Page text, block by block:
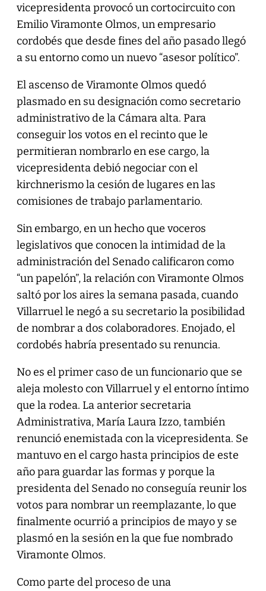
vicepresidenta provocó un cortocircuito con
Emilio Viramonte Olmos, un empresario
cordobés que desde fines del año pasado llegó
a su entorno como un nuevo “asesor político”.
El ascenso de Viramonte Olmos quedó
plasmado en su designación como secretario
administrativo de la Cámara alta. Para
conseguir los votos en el recinto que le
permitieran nombrarlo en ese cargo, la
vicepresidenta debió negociar con el
kirchnerismo la cesión de lugares en las
comisiones de trabajo parlamentario.
Sin embargo, en un hecho que voceros
legislativos que conocen la intimidad de la
administración del Senado calificaron como
“un papelón”, la relación con Viramonte Olmos
saltó por los aires la semana pasada, cuando
Villarruel le negó a su secretario la posibilidad
de nombrar a dos colaboradores. Enojado, el
cordobés habría presentado su renuncia.
No es el primer caso de un funcionario que se
aleja molesto con Villarruel y el entorno íntimo
que la rodea. La anterior secretaria
Administrativa, María Laura Izzo, también
renunció enemistada con la vicepresidenta. Se
mantuvo en el cargo hasta principios de este
año para guardar las formas y porque la
presidenta del Senado no conseguía reunir los
votos para nombrar un reemplazante, lo que
finalmente ocurrió a principios de mayo y se
plasmó en la sesión en la que fue nombrado
Viramonte Olmos.
Como parte del proceso de una